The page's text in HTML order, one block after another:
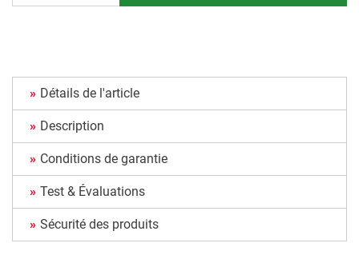
Détails de l'article
Description
Conditions de garantie
Test & Évaluations
Sécurité des produits